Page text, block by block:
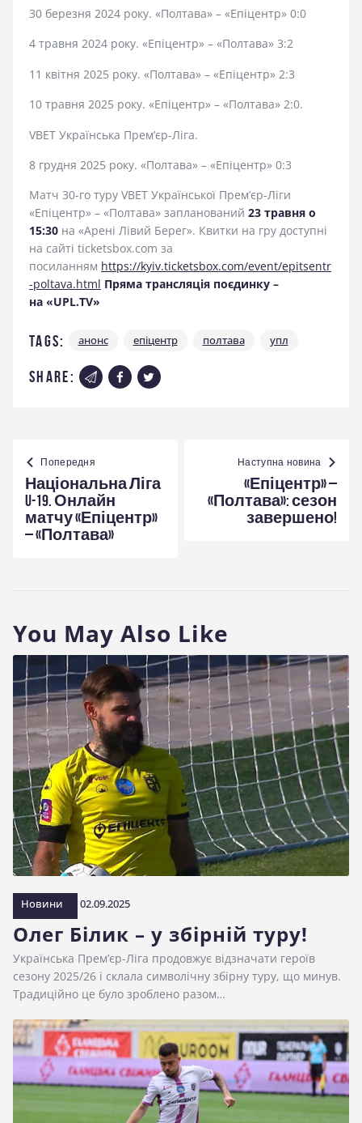
30 березня 2024 року. «Полтава» – «Епіцентр» 0:0
4 травня 2024 року. «Епіцентр» – «Полтава» 3:2
11 квітня 2025 року. «Полтава» – «Епіцентр» 2:3
10 травня 2025 року. «Епіцентр» – «Полтава» 2:0.
VBET Українська Прем’єр-Ліга.
8 грудня 2025 року. «Полтава» – «Епіцентр» 0:3
Матч 30-го туру VBET Української Прем’єр-Ліги
«Епіцентр» – «Полтава» запланований 23 травня о
15:30 на «Арені Лівий Берег». Квитки на гру доступні
на сайті ticketsbox.com за
посиланням https://kyiv.ticketsbox.com/event/epitsentr
-poltava.html Пряма трансляція поєдинку –
на «UPL.TV»
Tags: анонс епіцентр полтава упл
share:
Навігація
записів
Попередня
Національна Ліга
U-19. Онлайн
матчу «Епіцентр»
– «Полтава»
Наступна новина
«Епіцентр» –
«Полтава»: сезон
завершено!
You May Also Like
Новини 02.09.2025
Олег Білик – у збірній туру!
Українська Прем’єр-Ліга продовжує відзначати героїв
сезону 2025/26 і склала символічну збірну туру, що минув.
Традиційно це було зроблено разом…